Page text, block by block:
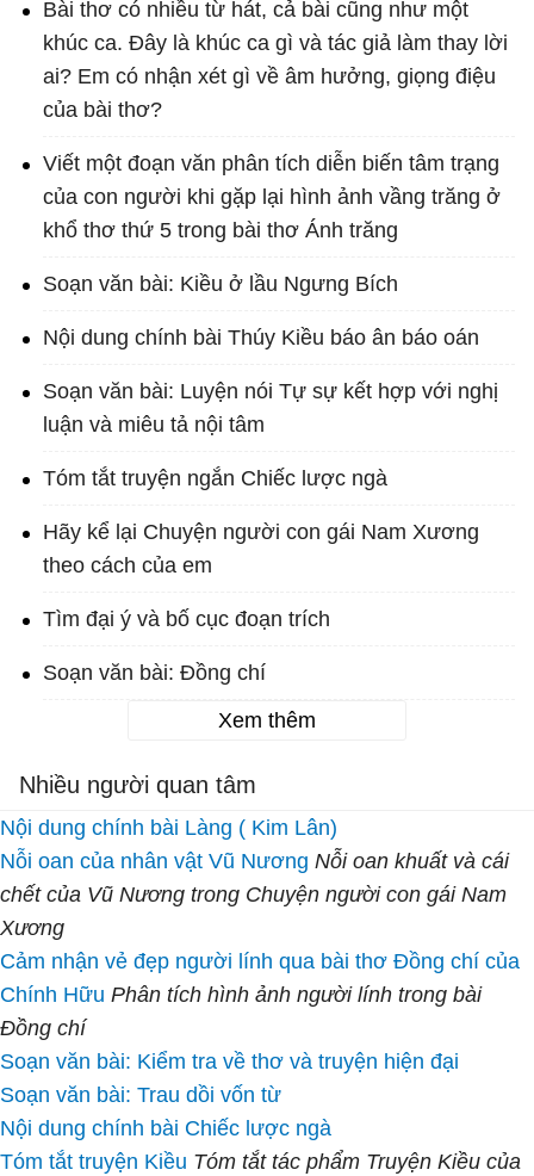
Bài thơ có nhiều từ hát, cả bài cũng như một
khúc ca. Đây là khúc ca gì và tác giả làm thay lời
ai? Em có nhận xét gì về âm hưởng, giọng điệu
của bài thơ?
Viết một đoạn văn phân tích diễn biến tâm trạng
của con người khi gặp lại hình ảnh vầng trăng ở
khổ thơ thứ 5 trong bài thơ Ánh trăng
Soạn văn bài: Kiều ở lầu Ngưng Bích
Nội dung chính bài Thúy Kiều báo ân báo oán
Soạn văn bài: Luyện nói Tự sự kết hợp với nghị
luận và miêu tả nội tâm
Tóm tắt truyện ngắn Chiếc lược ngà
Hãy kể lại Chuyện người con gái Nam Xương
theo cách của em
Tìm đại ý và bố cục đoạn trích
Soạn văn bài: Đồng chí
Xem thêm
Nhiều người quan tâm
Nội dung chính bài Làng ( Kim Lân)
Nỗi oan của nhân vật Vũ Nương Nỗi oan khuất và cái
chết của Vũ Nương trong Chuyện người con gái Nam
Xương
Cảm nhận vẻ đẹp người lính qua bài thơ Đồng chí của
Chính Hữu Phân tích hình ảnh người lính trong bài
Đồng chí
Soạn văn bài: Kiểm tra về thơ và truyện hiện đại
Soạn văn bài: Trau dồi vốn từ
Nội dung chính bài Chiếc lược ngà
Tóm tắt truyện Kiều Tóm tắt tác phẩm Truyện Kiều của